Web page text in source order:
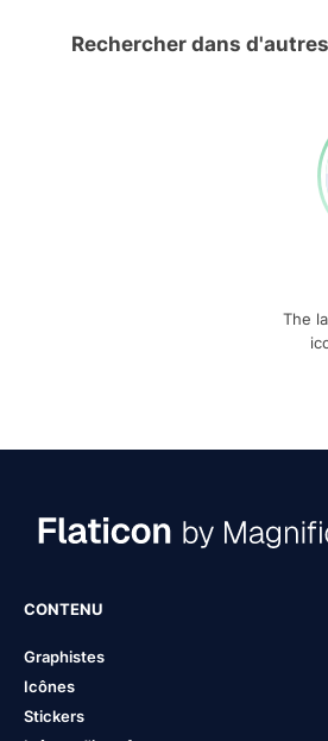
Rechercher dans
The
CONTENU
Graphistes
Icônes
Stickers